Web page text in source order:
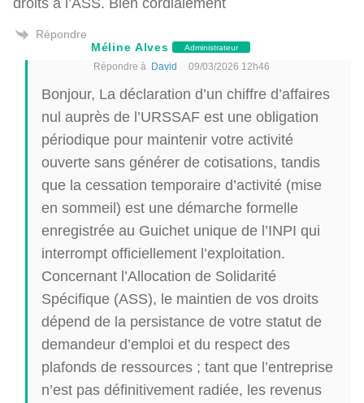
Répondre
Méline Alves
Administrateur
Répondre à David 09/03/2026 12h46
Bonjour, La déclaration d’un chiffre d’affaires
nul auprès de l’URSSAF est une obligation
périodique pour maintenir votre activité
ouverte sans générer de cotisations, tandis
que la cessation temporaire d’activité (mise
en sommeil) est une démarche formelle
enregistrée au Guichet unique de l’INPI qui
interrompt officiellement l’exploitation.
Concernant l’Allocation de Solidarité
Spécifique (ASS), le maintien de vos droits
dépend de la persistance de votre statut de
demandeur d’emploi et du respect des
plafonds de ressources ; tant que l’entreprise
n’est pas définitivement radiée, les revenus